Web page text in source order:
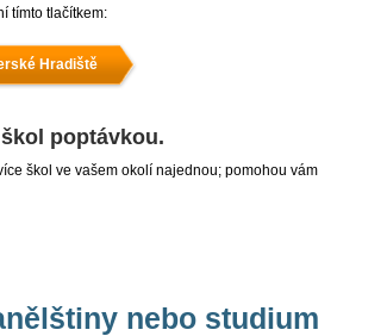
tímto tlačítkem:
Hradiště
poptávkou.
škol ve vašem okolí najednou; pomohou vám
nebo studium